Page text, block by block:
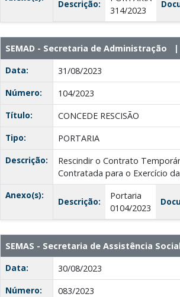
Descrição:
314/2023
SEMAD - Secretaria de Administração |
Data:
31/08/2023
Número:
104/2023
Título:
CONCEDE RESCISÃO
Tipo:
PORTARIA
Descrição:
Rescindir o Contrato
Contratada para o Exercício
Anexo(s):
Descrição:
Portaria
0104/2023
SEMAS - Secretaria de Assistência
Data:
30/08/2023
Número:
083/2023